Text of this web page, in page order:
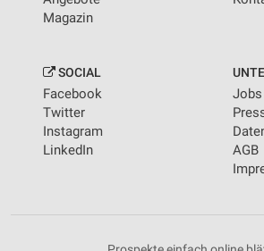
Magazin
SOCIAL
Facebook
Twitter
Instagram
LinkedIn
Jobs
AGB